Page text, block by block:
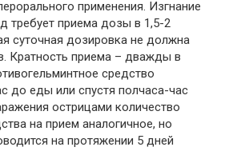
применения. Изгнание
требует приема дозы в 1,5-2
суточная дозировка не должна
Кратность приема – дважды в
средство
до еды или спустя полчаса-час
острицами количество
на прием аналогичное, но
на протяжении 5 дней